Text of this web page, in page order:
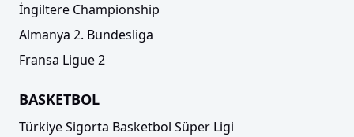
İngiltere Championship
Almanya 2. Bundesliga
Fransa Ligue 2
BASKETBOL
Türkiye Sigorta Basketbol Süper Ligi